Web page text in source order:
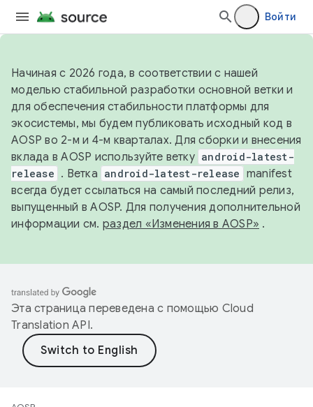
Войти
Начиная с 2026 года, в соответствии с нашей
моделью стабильной разработки основной ветки и
для обеспечения стабильности платформы для
экосистемы, мы будем публиковать исходный код в
AOSP во 2-м и 4-м кварталах. Для сборки и внесения
вклада в AOSP используйте ветку android-latest-
release . Ветка android-latest-release manifest
всегда будет ссылаться на самый последний релиз,
выпущенный в AOSP. Для получения дополнительной
информации см. раздел «Изменения в AOSP» .
Эта страница переведена с помощью Cloud
Translation API.